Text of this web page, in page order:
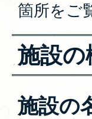
箇所をご
施設の
施設の